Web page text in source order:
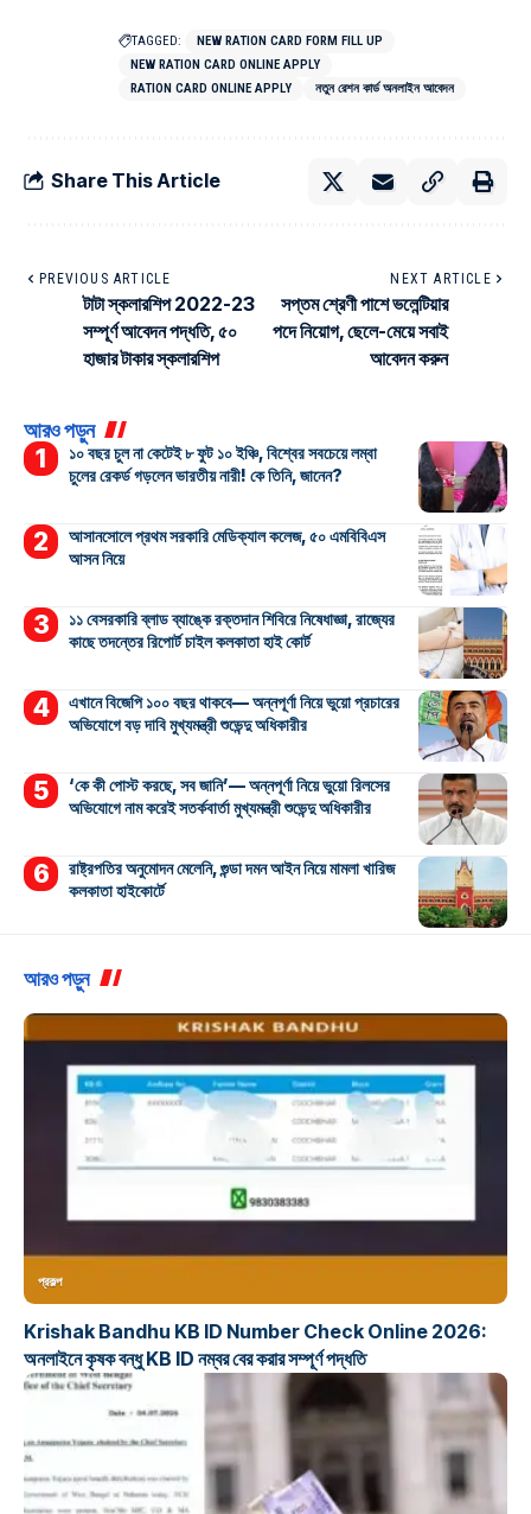
TAGGED:
NEW RATION CARD FORM FILL UP
NEW RATION CARD ONLINE APPLY
RATION CARD ONLINE APPLY
নতুন রেশন কার্ড অনলাইন আবেদন
Share This Article
PREVIOUS ARTICLE
টাটা স্কলারশিপ 2022-23
সম্পূর্ণ আবেদন পদ্ধতি, ৫০
হাজার টাকার স্কলারশিপ
NEXT ARTICLE
সপ্তম শ্রেণী পাশে ভলেন্টিয়ার
পদে নিয়োগ, ছেলে-মেয়ে সবাই
আবেদন করুন
আরও পড়ুন
১০ বছর চুল না কেটেই ৮ ফুট ১০ ইঞ্চি, বিশ্বের সবচেয়ে লম্বা
চুলের রেকর্ড গড়লেন ভারতীয় নারী! কে তিনি, জানেন?
আসানসোলে প্রথম সরকারি মেডিক্যাল কলেজ, ৫০ এমবিবিএস
আসন নিয়ে
১১ বেসরকারি ব্লাড ব্যাঙ্কে রক্তদান শিবিরে নিষেধাজ্ঞা, রাজ্যের
কাছে তদন্তের রিপোর্ট চাইল কলকাতা হাই কোর্ট
এখানে বিজেপি ১০০ বছর থাকবে— অন্নপূর্ণা নিয়ে ভুয়ো প্রচারের
অভিযোগে বড় দাবি মুখ্যমন্ত্রী শুভেন্দু অধিকারীর
‘কে কী পোস্ট করছে, সব জানি’— অন্নপূর্ণা নিয়ে ভুয়ো রিলসের
অভিযোগে নাম করেই সতর্কবার্তা মুখ্যমন্ত্রী শুভেন্দু অধিকারীর
রাষ্ট্রপতির অনুমোদন মেলেনি, গুন্ডা দমন আইন নিয়ে মামলা খারিজ
কলকাতা হাইকোর্টে
আরও পড়ুন
প্রকল্প
Krishak Bandhu KB ID Number Check Online 2026:
অনলাইনে কৃষক বন্ধু KB ID নম্বর বের করার সম্পূর্ণ পদ্ধতি